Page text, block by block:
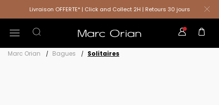
Livraison OFFERTE* | Click and Collect 2H | Retours 30 jours
Marc Orian Bagues Solitaires